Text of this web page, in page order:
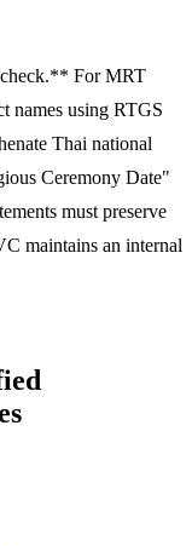
For MRT
names using RTGS
Thai national
Ceremony Date"
must preserve
maintains an internal